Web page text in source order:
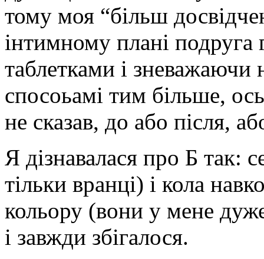
тому моя “більш
інтимному плані
таблетками і зневажаючи
спосоьамі тим більше,
не сказав, до або після,
Я дізнавалася про Б так:
тільки вранці) і кола
кольору (вони у мене дуже
і завжди збігалося.